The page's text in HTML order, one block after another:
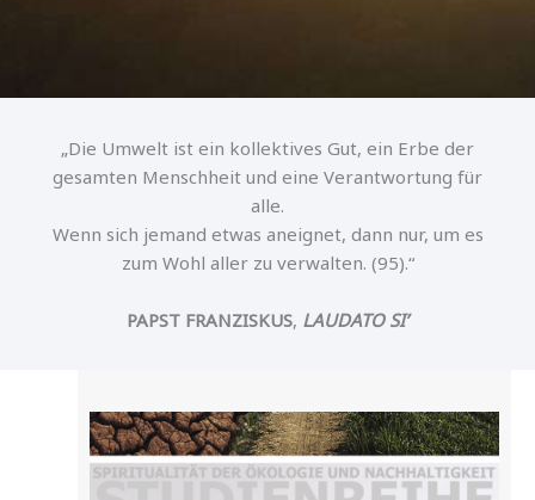
„Die Umwelt ist ein kollektives Gut, ein Erbe der
gesamten Menschheit und eine Verantwortung für
alle.
Wenn sich jemand etwas aneignet, dann nur, um es
zum Wohl aller zu verwalten. (95).“
PAPST FRANZISKUS, LAUDATO SI’